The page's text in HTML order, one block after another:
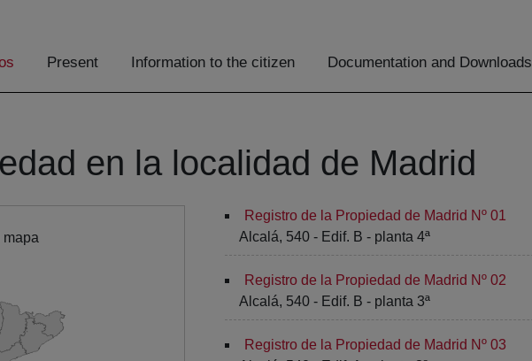
Present Information to the citizen Documentation and Downloads
en la localidad de Madrid
Registro de la Propiedad de Madrid Nº 01
Alcalá, 540 - Edif. B - planta 4ª
Registro de la Propiedad de Madrid Nº 02
Alcalá, 540 - Edif. B - planta 3ª
Registro de la Propiedad de Madrid Nº 03